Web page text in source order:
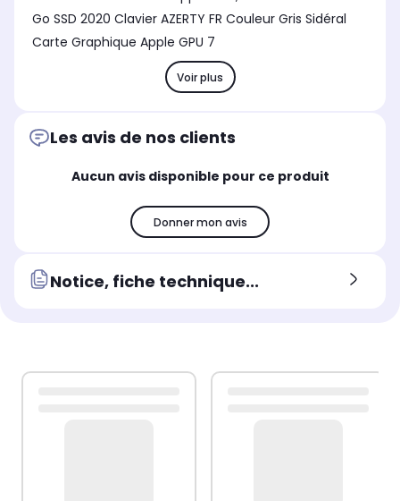
Go SSD 2020 Clavier AZERTY FR Couleur Gris Sidéral
Carte Graphique Apple GPU 7
Voir plus
Les avis de nos clients
Aucun avis disponible pour ce produit
Donner mon avis
Notice, fiche technique...